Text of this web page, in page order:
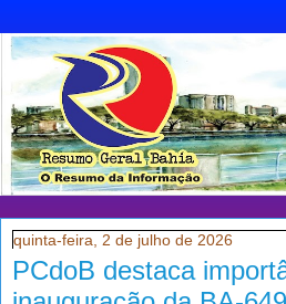
quinta-feira, 2 de julho de 2026
PCdoB destaca